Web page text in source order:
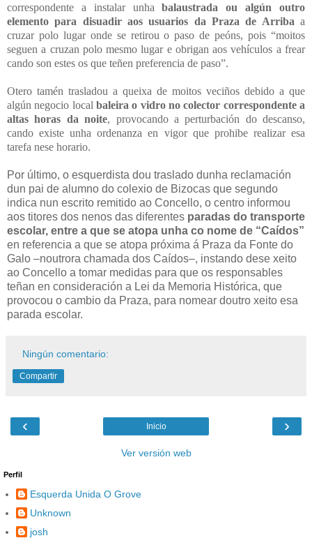
correspondente a instalar unhabalaustrada ou algún outro
elemento para disuadir aos usuarios da Praza de Arriba a
cruzar polo lugar onde se retirou o paso de peóns, pois “moitos
seguen a cruzan polo mesmo lugar e obrigan aos vehículos a frear
cando son estes os que teñen preferencia de paso”.
Otero tamén trasladou a queixa de moitos veciños debido a que
algún negocio local baleira o vidro no colector correspondente a
altas horas da noite, provocando a perturbación do descanso,
cando existe unha ordenanza en vigor que prohibe realizar esa
tarefa nese horario.
Por último, o esquerdista dou traslado dunha reclamación
dun pai de alumno do colexio de Bizocas que segundo
indica nun escrito remitido ao Concello, o centro informou
aos titores dos nenos das diferentes paradas do transporte
escolar, entre a que se atopa unha co nome de “Caídos”
en referencia a que se atopa próxima á Praza da Fonte do
Galo –noutrora chamada dos Caídos–, instando dese xeito
ao Concello a tomar medidas para que os responsables
teñan en consideración a Lei da Memoria Histórica, que
provocou o cambio da Praza, para nomear doutro xeito esa
parada escolar.
Ningún comentario:
Compartir
‹ ›
Inicio
Ver versión web
Perfil
Esquerda Unida O Grove
Unknown
josh